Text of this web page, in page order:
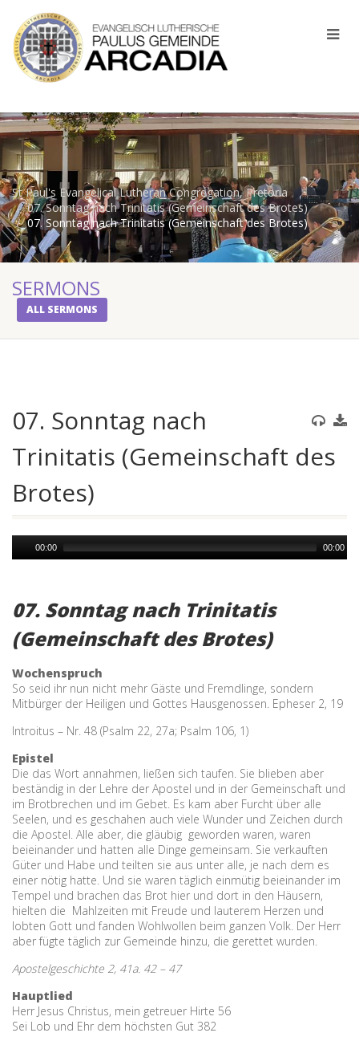
St Paul's Evangelical Lutheran Congregation, Pretoria
07. Sonntag nach Trinitatis (Gemeinschaft des Brotes)
07. Sonntag nach Trinitatis (Gemeinschaft des Brotes)
SERMONS
ALL SERMONS
07. Sonntag nach
Trinitatis (Gemeinschaft des
Brotes)
Audio
Player
00:00 00:00
07. Sonntag nach Trinitatis
(Gemeinschaft des Brotes)
Wochenspruch
So seid ihr nun nicht mehr Gäste und Fremdlinge, sondern
Mitbürger der Heiligen und Gottes Hausgenossen. Epheser 2, 19
Introitus – Nr. 48 (Psalm 22, 27a; Psalm 106, 1)
Epistel
Die das Wort annahmen, ließen sich taufen. Sie blieben aber
beständig in der Lehre der Apostel und in der Gemeinschaft und
im Brotbrechen und im Gebet. Es kam aber Furcht über alle
Seelen, und es geschahen auch viele Wunder und Zeichen durch
die Apostel. Alle aber, die gläubig geworden waren, waren
beieinander und hatten alle Dinge gemeinsam. Sie verkauften
Güter und Habe und teilten sie aus unter alle, je nach dem es
einer nötig hatte. Und sie waren täglich einmütig beieinander im
Tempel und brachen das Brot hier und dort in den Häusern,
hielten die Mahlzeiten mit Freude und lauterem Herzen und
lobten Gott und fanden Wohlwollen beim ganzen Volk. Der Herr
aber fügte täglich zur Gemeinde hinzu, die gerettet wurden.
Apostelgeschichte 2, 41a. 42 – 47
Hauptlied
Herr Jesus Christus, mein getreuer Hirte 56
Sei Lob und Ehr dem höchsten Gut 382